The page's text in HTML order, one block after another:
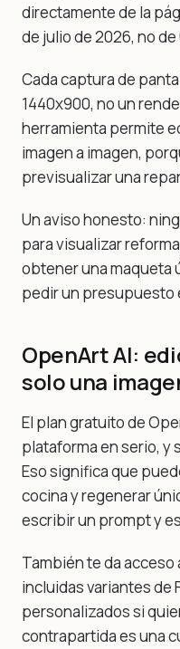
directamente de la
de julio de 2026, no
Cada captura de
1440x900, no un
herramienta permite
imagen a imagen,
previsualizar una
Un aviso honesto:
para visualizar
obtener una maqueta
pedir un presupuesto
OpenArt AI:
solo una
El plan gratuito de
plataforma en serio, y
Eso significa que
cocina y regenerar
escribir un prompt y
También te da acceso
incluidas variantes de
personalizados si
contrapartida es una